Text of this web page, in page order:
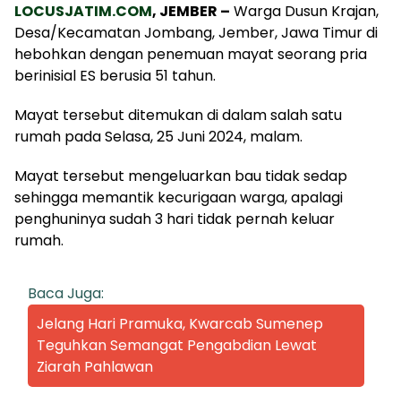
LOCUSJATIM.COM, JEMBER – Warga Dusun Krajan,
Desa/Kecamatan Jombang, Jember, Jawa Timur di
hebohkan dengan penemuan mayat seorang pria
berinisial ES berusia 51 tahun.
Mayat tersebut ditemukan di dalam salah satu
rumah pada Selasa, 25 Juni 2024, malam.
Mayat tersebut mengeluarkan bau tidak sedap
sehingga memantik kecurigaan warga, apalagi
penghuninya sudah 3 hari tidak pernah keluar
rumah.
Baca Juga:
Jelang Hari Pramuka, Kwarcab Sumenep
Teguhkan Semangat Pengabdian Lewat
Ziarah Pahlawan